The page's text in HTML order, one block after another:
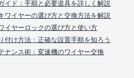
イド：手順と必要道具を詳しく解説
ワイヤーの選び方と交換方法を解説
イヤーロックの選び方と使い方
付け方法：正確な設置手順を知ろう
ナンス術：変速機のワイヤー交換